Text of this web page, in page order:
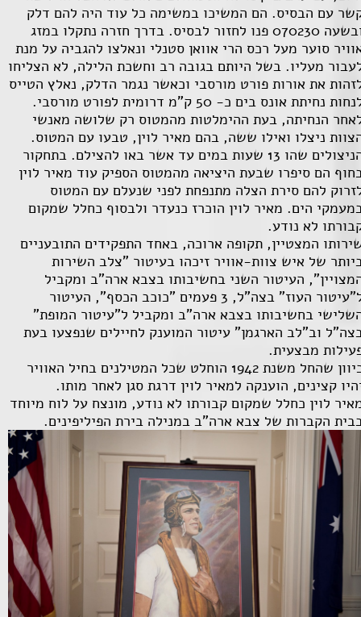
עם הבסיס. הם המשיכו במשימה כל עוד היה להם דלק
ובשעה 070230 פנו לחזור לבסיס. בדרך חזרה נתקלו במזג
סוער מעל רכס הרי אוואן סטנלי ונאלצו להגביה על מנת
מעליו. בשל היותם בגובה רב וחשכת הלילה, לא הצליחו
את אורות פורט מורסבי וכאשר נגמר הדלק, נאלץ הטייס
לנחות נחיתת אונס בים כ- 50 ק"מ דרומית לפורט מורסבי.
הנחיתה, בעת ההימלטות מהמטוס רק שלושה מאנשי
ניצלו ואילו ששה, בהם מאיר לוין, טבעו עם המטוס.
הניצולים שהו 13 שעות במים עד אשר באו להצילם. בתחקור
הם סיפרו שבעת היציאה מהמטוס הספיק עוד מאיר לוין
להם סירת הצלה מתנפחת לפני שנעלם עם המטוס
הים. מאיר לוין הוכרז כנעדר ולבסוף כחלל שמקום
לא נודע.
המצטיין, תקופה ארוכה, באחד התפקידים התובעניים
של איש צוות-אוויר זיכהו בעיטור "צלב השירות
העיטור השני בחשיבותו בצבא ארה"ב ומקביל
ל"עיטור העוז" בצה"ל, 3 פעמים "כוכב הכסף", העיטור
בחשיבותו בצבא ארה"ב ומקביל ל"עיטור המופת"
וב"לב הארגמן" עיטור המוענק לחיילים שנפצעו בעת
מבצעית.
כיוון שהחל משנת 1942 הוחלט שכל המטילנים בחיל האוויר
קצינים, הוענקה למאיר לוין דרגת סגן לאחר מותו.
לוין כחלל שמקום קבורתו לא נודע, מונצח על לוח מיוחד
הקברות של צבא ארה"ב במנילה בירת הפיליפינים.